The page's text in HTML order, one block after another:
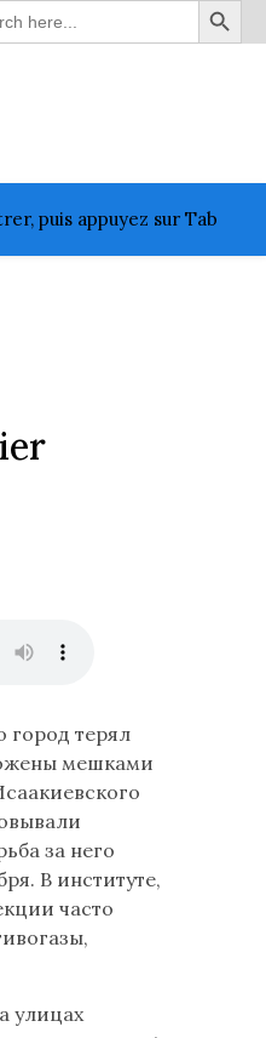
город терял
мешками
за него
В институте,
часто
улицах